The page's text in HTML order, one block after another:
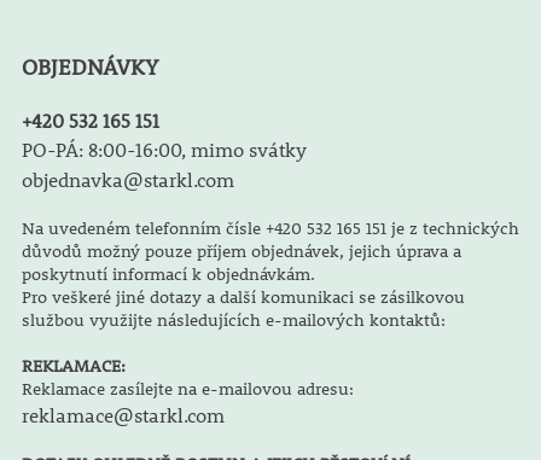
OBJEDNÁVKY
+420 532 165 151
PO-PÁ: 8:00-16:00, mimo svátky
objednavka@starkl.com
Na uvedeném telefonním čísle +420 532 165 151 je z technických
důvodů možný pouze příjem objednávek, jejich úprava a
poskytnutí informací k objednávkám.
Pro veškeré jiné dotazy a další komunikaci se zásilkovou
službou využijte následujících e-mailových kontaktů:
REKLAMACE:
Reklamace zasílejte na e-mailovou adresu:
reklamace@starkl.com